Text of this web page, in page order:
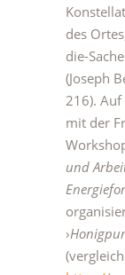
des
die-
(Joseph
216).
mit der
und
›